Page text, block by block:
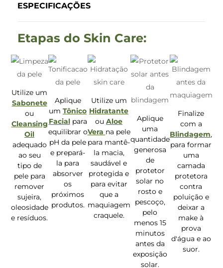
ESPECIFICAÇÕES
Etapas do Skin Care:
Utilize um
Sabonete
ou
Cleansing
Oil
adequado
ao seu
tipo de
pele para
remover
sujeira,
oleosidade
e resíduos.
Aplique
um Tônico
Facialpara
equilibrar o
pH da pele
e prepará-
la para
absorver
os
próximos
produtos.
Utilize um
Hidratante
ou Aloe
Vera na pele
para mantê-
la macia,
saudável e
protegida e
para evitar
que a
maquiagem
craquele.
Aplique
uma
quantidade
generosa
de
protetor
solar no
rosto e
pescoço,
pelo
menos 15
minutos
antes da
exposição
solar.
Finalize
com a
Blindagem,
para formar
uma
camada
protetora
contra
poluição e
deixar a
make à
prova
d'água e ao
suor.